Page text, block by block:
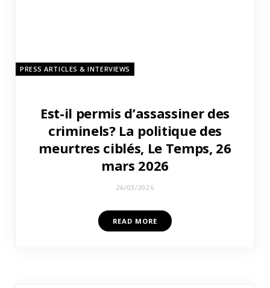
PRESS ARTICLES & INTERVIEWS
Est-il permis d’assassiner des
criminels? La politique des
meurtres ciblés, Le Temps, 26
mars 2026
26/03/2026
READ MORE